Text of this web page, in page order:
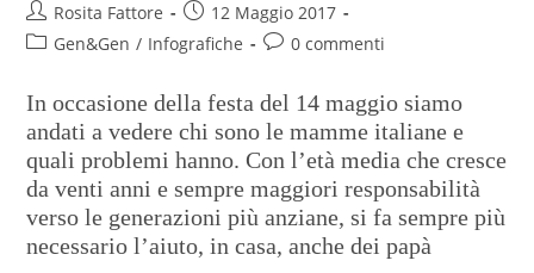
Rosita Fattore
12 Maggio 2017
Gen&Gen / Infografiche 0 commenti
In occasione della festa del 14 maggio siamo
andati a vedere chi sono le mamme italiane e
quali problemi hanno. Con l’età media che cresce
da venti anni e sempre maggiori responsabilità
verso le generazioni più anziane, si fa sempre più
necessario l’aiuto, in casa, anche dei papà